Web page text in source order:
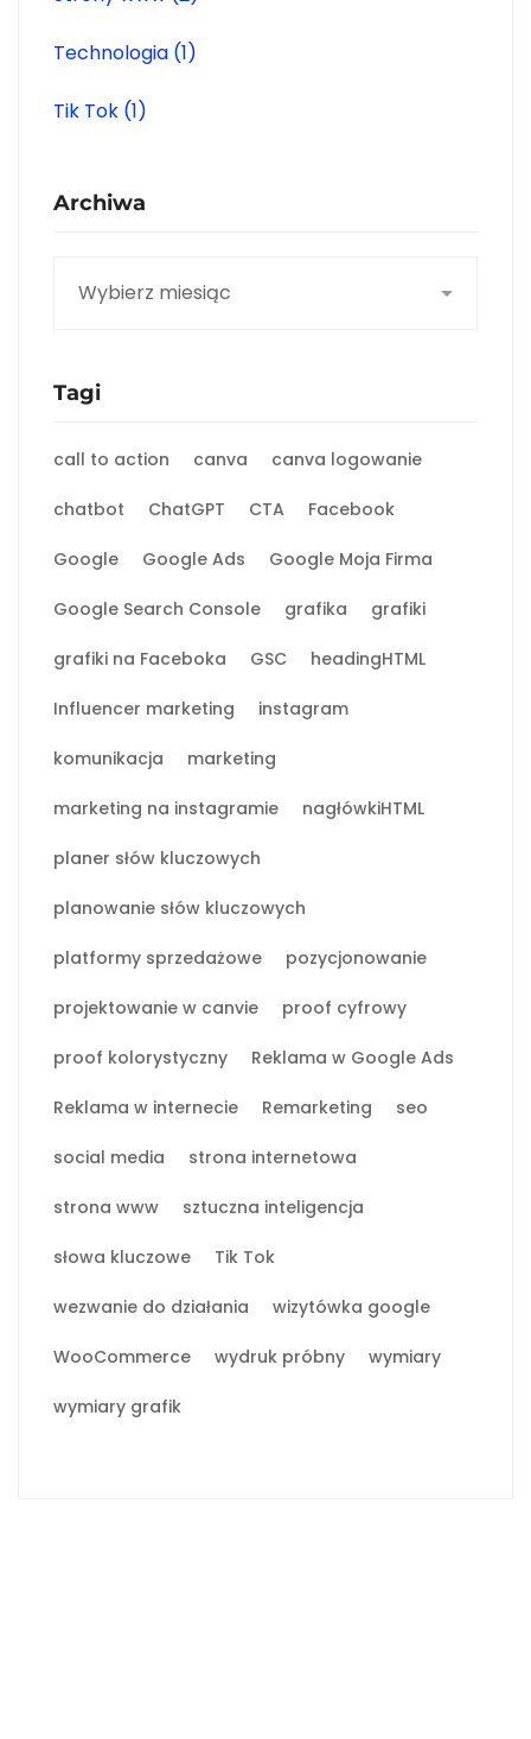
Technologia (1)
Tik Tok (1)
Archiwa
Tagi
call to action canva canva logowanie
chatbot ChatGPT CTA Facebook
Google Google Ads Google Moja Firma
Google Search Console grafika grafiki
grafiki na Faceboka GSC headingHTML
Influencer marketing instagram
komunikacja marketing
marketing na instagramie nagłówkiHTML
planer słów kluczowych
planowanie słów kluczowych
platformy sprzedażowe pozycjonowanie
projektowanie w canvie proof cyfrowy
proof kolorystyczny Reklama w Google Ads
Reklama w internecie Remarketing seo
social media strona internetowa
strona www sztuczna inteligencja
słowa kluczowe Tik Tok
wezwanie do działania wizytówka google
WooCommerce wydruk próbny wymiary
wymiary grafik